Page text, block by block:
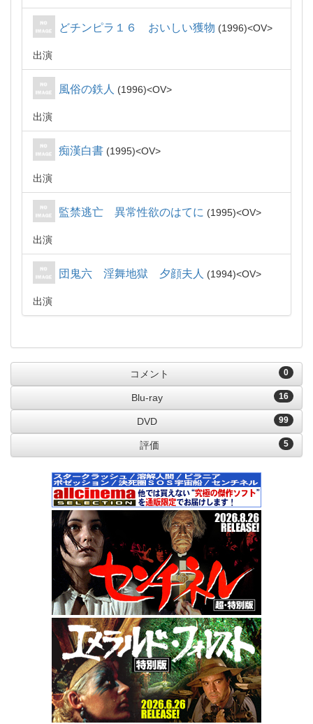
どチンピラ１６ おいしい獲物 1996 OV
出演
風俗の鉄人 1996 OV
出演
痴漢白書 1995 OV
出演
監禁逃亡 異常性欲のはてに 1995 OV
出演
団鬼六 淫舞地獄 夕顔夫人 1994 OV
出演
0
コメント
16
Blu-ray
99
DVD
5
評価